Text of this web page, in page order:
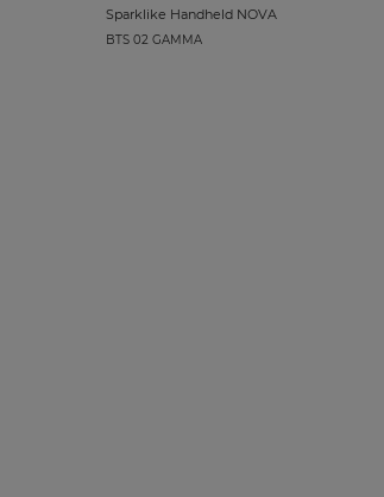
Sparklike Handheld NOVA
BTS 02 GAMMA